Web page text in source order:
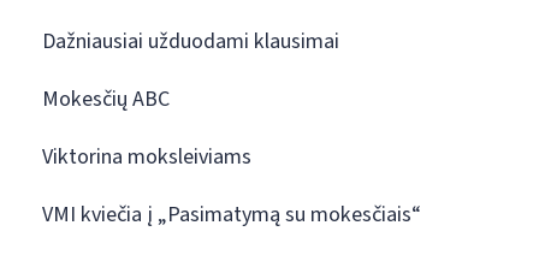
Dažniausiai užduodami klausimai
Mokesčių ABC
Viktorina moksleiviams
VMI kviečia į „Pasimatymą su mokesčiais“